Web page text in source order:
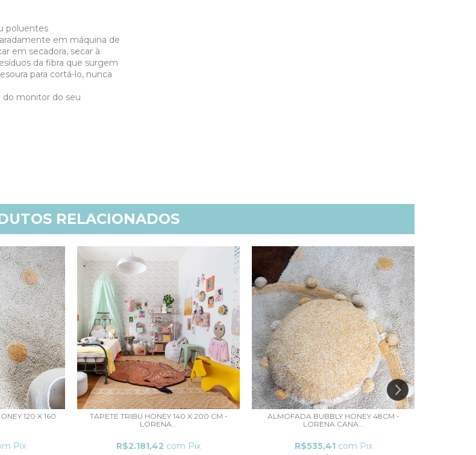
poluentes
em máquina de
em secadora, secar à
da fibra que surgem
para cortá-lo, nunca
do monitor do seu
RELACIONADOS
120 X 160
Pix
TAPETE TRIBU HONEY 140 X 200 CM -
LORENA...
R$2.181,42 com Pix
ALMOFADA BUBBLY HONEY 48CM -
LORENA CANA...
R$535,41 com Pix